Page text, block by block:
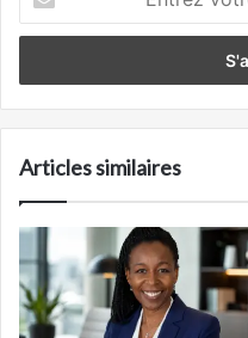
votre
adresse
Articles similaires